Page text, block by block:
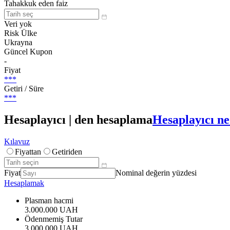
Tahakkuk eden faiz
Veri yok
Risk Ülke
Ukrayna
Güncel Kupon
-
Fiyat
***
Getiri / Süre
***
Hesaplayıcı | den hesaplamaHesaplayıcı
Kılavuz
Fiyattan
Getiriden
Fiyat
Nominal değerin yüzdesi
Hesaplamak
Plasman hacmi
3.000.000 UAH
Ödenmemiş Tutar
3.000.000 UAH